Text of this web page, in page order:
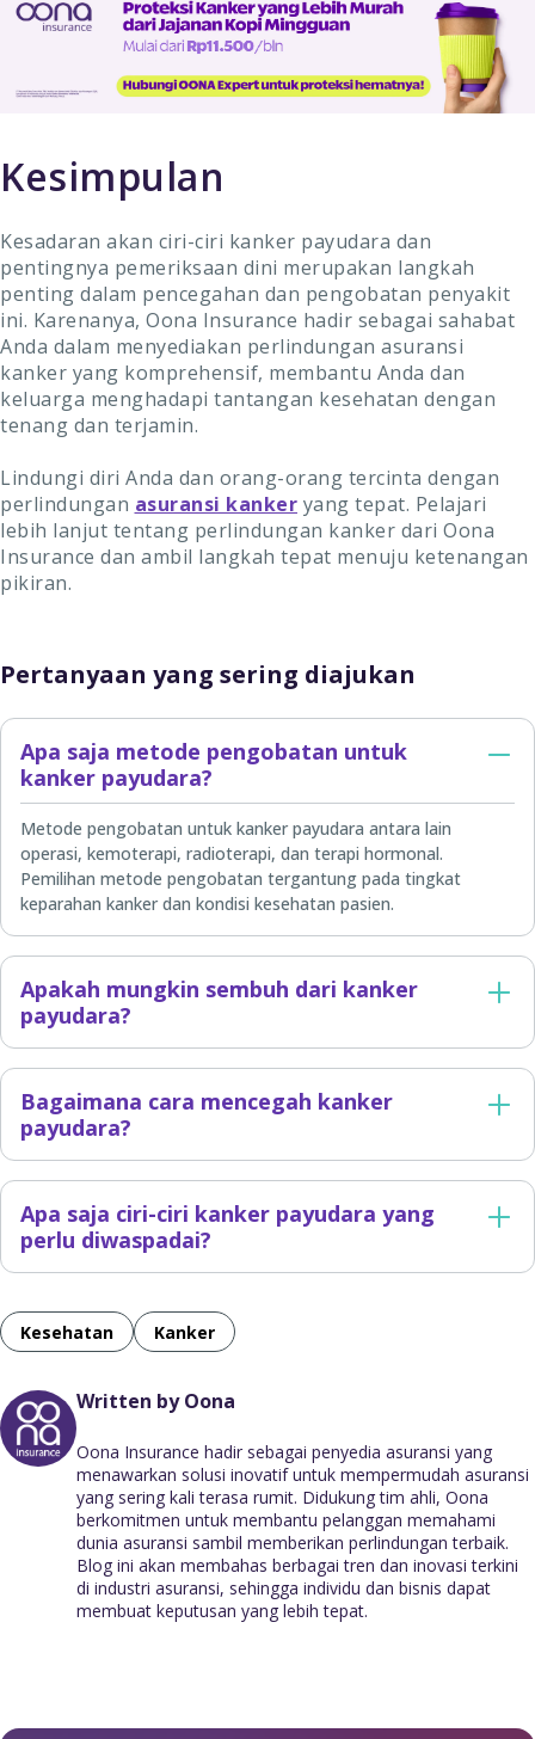
Kesimpulan
Kesadaran akan ciri-ciri kanker payudara dan
pentingnya pemeriksaan dini merupakan langkah
penting dalam pencegahan dan pengobatan penyakit
ini. Karenanya, Oona Insurance hadir sebagai sahabat
Anda dalam menyediakan perlindungan asuransi
kanker yang komprehensif, membantu Anda dan
keluarga menghadapi tantangan kesehatan dengan
tenang dan terjamin.
Lindungi diri Anda dan orang-orang tercinta dengan
perlindungan asuransi kanker yang tepat. Pelajari
lebih lanjut tentang perlindungan kanker dari Oona
Insurance dan ambil langkah tepat menuju ketenangan
pikiran.
Pertanyaan yang sering diajukan
Apa saja metode pengobatan untuk
kanker payudara?
Metode pengobatan untuk kanker payudara antara lain
operasi, kemoterapi, radioterapi, dan terapi hormonal.
Pemilihan metode pengobatan tergantung pada tingkat
keparahan kanker dan kondisi kesehatan pasien.
Apakah mungkin sembuh dari kanker
payudara?
Bagaimana cara mencegah kanker
payudara?
Apa saja ciri-ciri kanker payudara yang
perlu diwaspadai?
Kesehatan Kanker
Written by Oona
Oona Insurance hadir sebagai penyedia asuransi yang
menawarkan solusi inovatif untuk mempermudah asuransi
yang sering kali terasa rumit. Didukung tim ahli, Oona
berkomitmen untuk membantu pelanggan memahami
dunia asuransi sambil memberikan perlindungan terbaik.
Blog ini akan membahas berbagai tren dan inovasi terkini
di industri asuransi, sehingga individu dan bisnis dapat
membuat keputusan yang lebih tepat.